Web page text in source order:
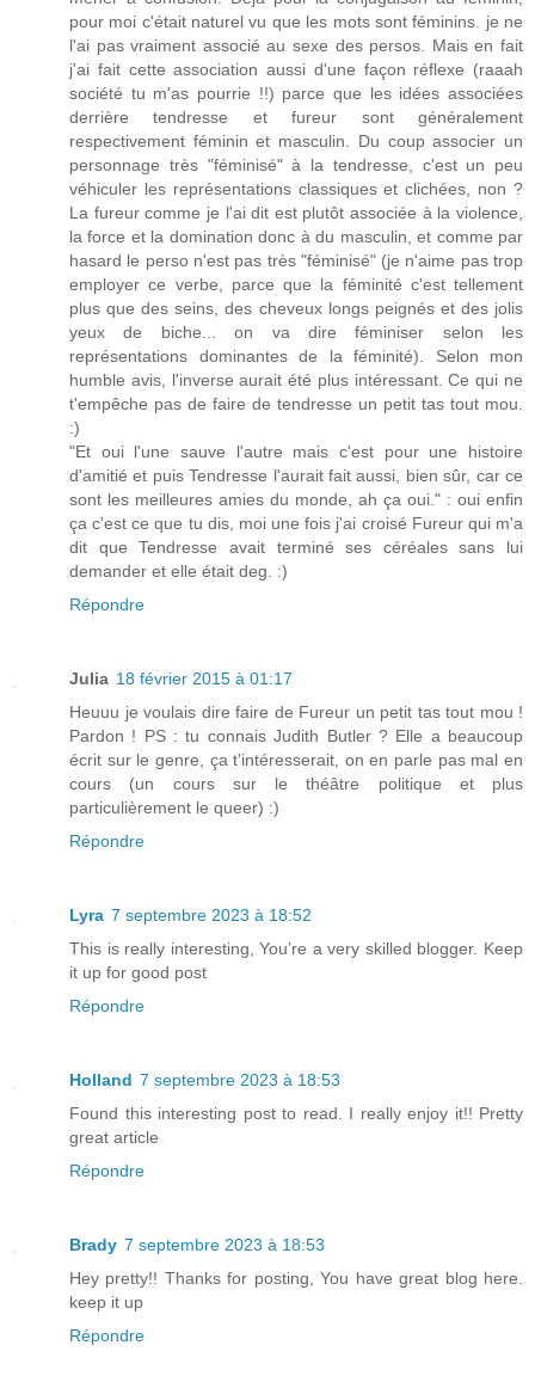
pour moi c'était naturel vu que les mots sont féminins. je ne
l'ai pas vraiment associé au sexe des persos. Mais en fait
j'ai fait cette association aussi d'une façon réflexe (raaah
société tu m'as pourrie !!) parce que les idées associées
derrière tendresse et fureur sont généralement
respectivement féminin et masculin. Du coup associer un
personnage très "féminisé" à la tendresse, c'est un peu
véhiculer les représentations classiques et clichées, non ?
La fureur comme je l'ai dit est plutôt associée à la violence,
la force et la domination donc à du masculin, et comme par
hasard le perso n'est pas très "féminisé" (je n'aime pas trop
employer ce verbe, parce que la féminité c'est tellement
plus que des seins, des cheveux longs peignés et des jolis
yeux de biche... on va dire féminiser selon les
représentations dominantes de la féminité). Selon mon
humble avis, l'inverse aurait été plus intéressant. Ce qui ne
t'empêche pas de faire de tendresse un petit tas tout mou.
:)
"Et oui l'une sauve l'autre mais c'est pour une histoire
d'amitié et puis Tendresse l'aurait fait aussi, bien sûr, car ce
sont les meilleures amies du monde, ah ça oui." : oui enfin
ça c'est ce que tu dis, moi une fois j'ai croisé Fureur qui m'a
dit que Tendresse avait terminé ses céréales sans lui
demander et elle était deg. :)
Répondre
Julia 18 février 2015 à 01:17
Heuuu je voulais dire faire de Fureur un petit tas tout mou !
Pardon ! PS : tu connais Judith Butler ? Elle a beaucoup
écrit sur le genre, ça t'intéresserait, on en parle pas mal en
cours (un cours sur le théâtre politique et plus
particulièrement le queer) :)
Répondre
Lyra 7 septembre 2023 à 18:52
This is really interesting, You’re a very skilled blogger. Keep
it up for good post
Répondre
Holland 7 septembre 2023 à 18:53
Found this interesting post to read. I really enjoy it!! Pretty
great article
Répondre
Brady 7 septembre 2023 à 18:53
Hey pretty!! Thanks for posting, You have great blog here.
keep it up
Répondre